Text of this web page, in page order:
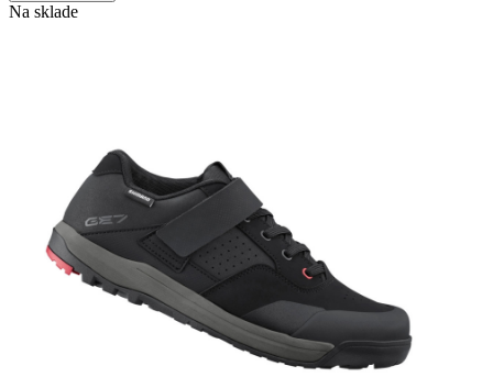
Na sklade